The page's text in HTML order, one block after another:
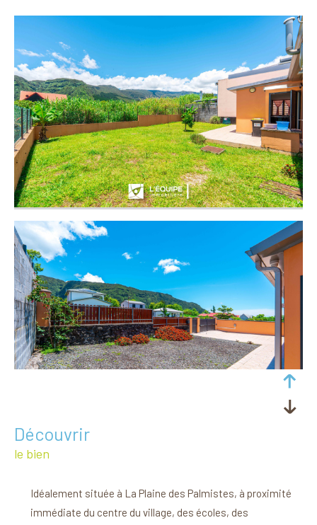
découvrir
le bien
Idéalement située à La Plaine des Palmistes, à proximité
immédiate du centre du village, des écoles, des